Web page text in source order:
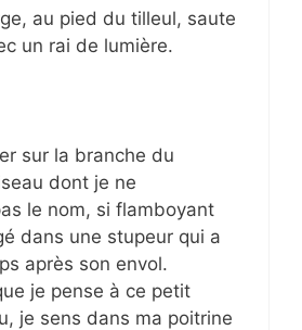
au pied du tilleul, saute
un rai de lumière.
sur la branche du
dont je ne
le nom, si flamboyant
dans une stupeur qui a
après son envol.
je pense à ce petit
je sens dans ma poitrine